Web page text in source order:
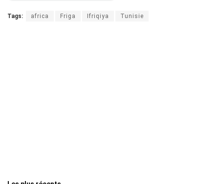
Tags: africa Friga Ifriqiya Tunisie